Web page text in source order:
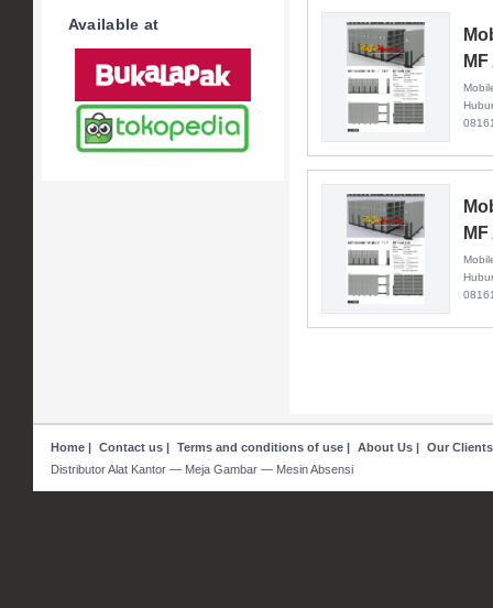
Available at
Home| Contact us| Terms and conditions of use| About Us| Our Clients
Distributor Alat Kantor — Meja Gambar — Mesin Absensi